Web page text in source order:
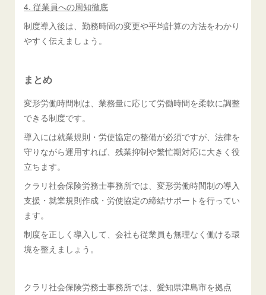
4. 従業員への周知徹底
制度導入後は、勤務時間の変更や平均計算の方法をわかり
やすく伝えましょう。
まとめ
変形労働時間制は、業務量に応じて労働時間を柔軟に調整
できる制度です。
導入には就業規則・労使協定の整備が必須ですが、法律を
守りながら運用すれば、残業抑制や繁忙期対応に大きく役
立ちます。
クラリ社会保険労務士事務所では、変形労働時間制の導入
支援・就業規則作成・労使協定の締結サポートを行ってい
ます。
制度を正しく導入して、会社も従業員も無理なく働ける環
境を整えましょう。
クラリ社会保険労務士事務所では、愛知県津島市を拠点